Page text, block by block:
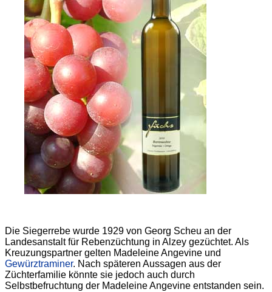
Die Siegerrebe wurde 1929 von Georg Scheu an der
Landesanstalt für Rebenzüchtung in Alzey gezüchtet. Als
Kreuzungspartner gelten Madeleine Angevine und
Gewürztraminer. Nach späteren Aussagen aus der
Züchterfamilie könnte sie jedoch auch durch
Selbstbefruchtung der Madeleine Angevine entstanden sein.